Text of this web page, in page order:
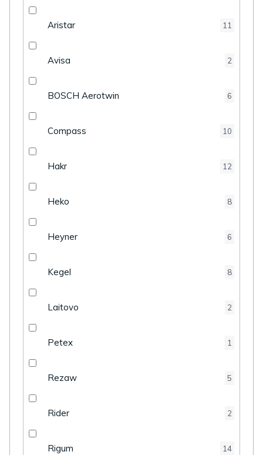
Aristar 11
Avisa 2
BOSCH Aerotwin 6
Compass 10
Hakr 12
Heko 8
Heyner 6
Kegel 8
Laitovo 2
Petex 1
Rezaw 5
Rider 2
Rigum 14